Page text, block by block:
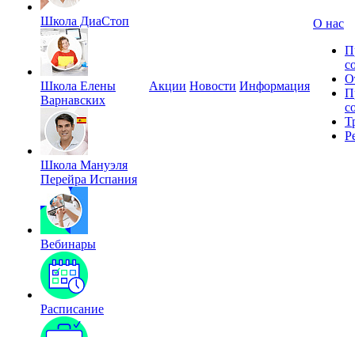
Школа ДиаСтоп
Школа Елены
Варнавских
Школа Мануэля
Перейра Испания
Вебинары
Расписание
Акции Новости Информация
О нас